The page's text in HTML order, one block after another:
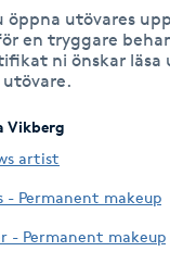
öppna utövares
en tryggare
ni önskar läsa
Vikberg
artist
- Permanent makeup
- Permanent makeup